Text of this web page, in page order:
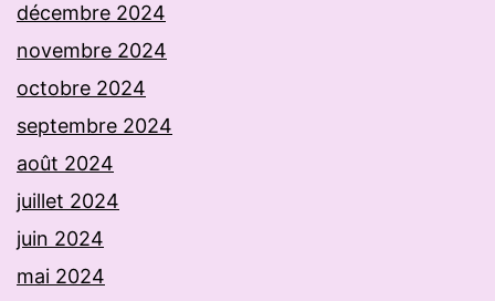
décembre 2024
novembre 2024
octobre 2024
septembre 2024
août 2024
juillet 2024
juin 2024
mai 2024